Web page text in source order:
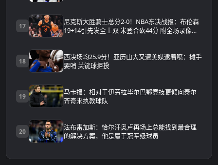
17
尼克斯大胜骑士总分2-0！NBA东决战报：布伦森
19+14引先发全上双 米登合砍44分 附全场录像回
18
西决场均25.9分！亚历山大又遭美媒逮着喷：摊手
要哨 关键球拒投
19
马卡报：相对于伊劳拉毕尔巴鄂竞技更倾向泰尔
齐奇来执教球队
20
法布雷加斯：恰尔汗奥卢再场上总能找到最合理
的解决方案，他是属于冠军级球员